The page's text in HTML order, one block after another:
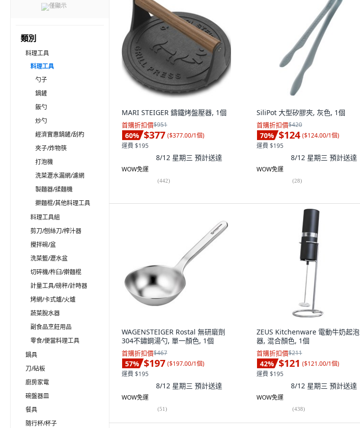
僅顯示
類別
料理工具
料理工具
勺子
鍋鏟
飯勺
炒勺
經濟實惠鍋鏟/刮杓
夾子/炸物筷
打泡機
洗菜瀝水漏網/濾網
製麵器/揉麵機
擀麵棍/其他料理工具
料理工具組
剪刀/刨絲刀/榨汁器
攪拌碗/盆
洗菜籃/瀝水盆
切碎機/杵臼/擀麵棍
計量工具/磅秤/計時器
烤網/卡式爐/火爐
蔬菜脫水器
副食品烹飪用品
零食/便當料理工具
鍋具
刀/砧板
廚房家電
碗盤器皿
餐具
隨行杯/杯子
MARI STEIGER 鑄鐵烤盤壓器, 1個
首購折扣價$951
60% $377 ($377.00/1個)
運費 $195
8/12 星期三 預計送達
WOW免運
(442)
SiliPot 大型矽膠夾, 灰色, 1個
首購折扣價$420
70% $124 ($124.00/1個)
運費 $195
8/12 星期三 預計送達
WOW免運
(28)
WAGENSTEIGER Rostal 無研磨劑
304不鏽鋼湯勺, 單一顏色, 1個
首購折扣價$467
57% $197 ($197.00/1個)
運費 $195
8/12 星期三 預計送達
WOW免運
(51)
ZEUS Kitchenware 電動牛奶起泡
器, 混合顏色, 1個
首購折扣價$211
42% $121 ($121.00/1個)
運費 $195
8/12 星期三 預計送達
WOW免運
(438)